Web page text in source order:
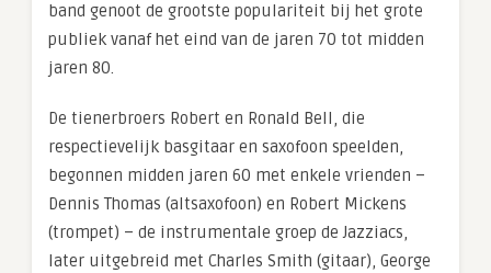
band genoot de grootste populariteit bij het grote
publiek vanaf het eind van de jaren 70 tot midden
jaren 80.
De tienerbroers Robert en Ronald Bell, die
respectievelijk basgitaar en saxofoon speelden,
begonnen midden jaren 60 met enkele vrienden –
Dennis Thomas (altsaxofoon) en Robert Mickens
(trompet) – de instrumentale groep de Jazziacs,
later uitgebreid met Charles Smith (gitaar), George